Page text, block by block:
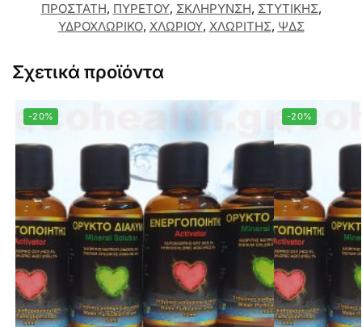
ΠΡΟΣΤΑΤΗ, ΠΥΡΕΤΟΥ, ΣΚΛΗΡΥΝΣΗ, ΣΤΥΤΙΚΗΣ,
ΥΔΡΟΧΛΩΡΙΚΟ, ΧΛΩΡΙΟΥ, ΧΛΩΡΙΤΗΣ, ΨΔΣ
Σχετικά προϊόντα
-20% -20%